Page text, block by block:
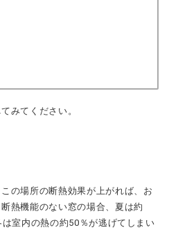
みてください。
この場所の断熱効果が上がれば、お
断熱機能のない窓の場合、夏は約
室内の熱の約50％が逃げてしまい